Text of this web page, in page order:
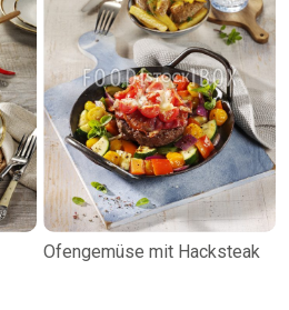
Ofengemüse mit Hacksteak